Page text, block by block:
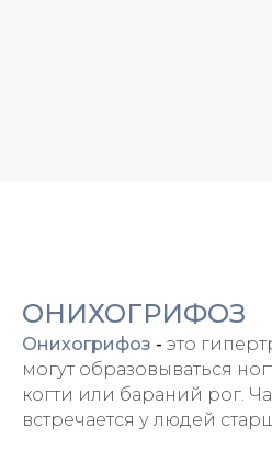
ОНИХОГРИФОЗ
Онихогрифоз - это
могут образовываться
когти или бараний рог.
встречается у людей